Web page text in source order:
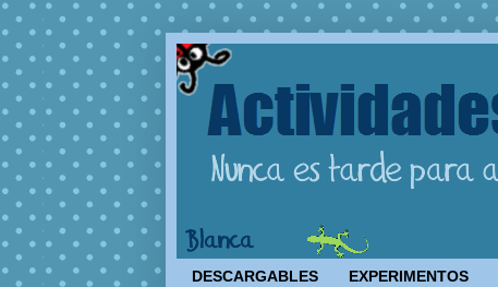
DESCARGABLES EXPERIMENTOS